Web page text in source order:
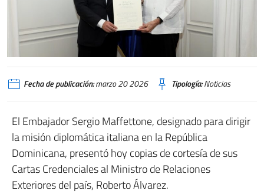
Fecha de publicación:marzo 20 2026 Tipología:Noticias
El Embajador Sergio Maffettone, designado para dirigir
la misión diplomática italiana en la República
Dominicana, presentó hoy copias de cortesía de sus
Cartas Credenciales al Ministro de Relaciones
Exteriores del país, Roberto Álvarez.